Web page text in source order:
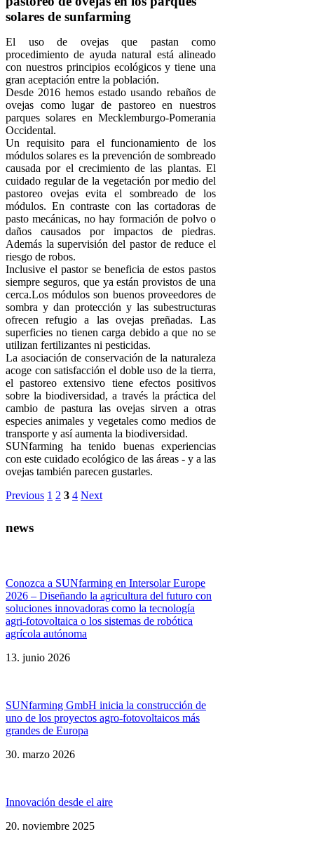
solares de sunfarming
El uso de ovejas que pastan como
procedimiento de ayuda natural está alineado
con nuestros principios ecológicos y tiene una
gran aceptación entre la población.
Desde 2016 hemos estado usando rebaños de
ovejas como lugar de pastoreo en nuestros
parques solares en Mecklemburgo-Pomerania
Occidental.
Un requisito para el funcionamiento de los
módulos solares es la prevención de sombreado
causada por el crecimiento de las plantas. El
cuidado regular de la vegetación por medio del
pastoreo ovejas evita el sombreado de los
módulos. En contraste con las cortadoras de
pasto mecánicas, no hay formación de polvo o
daños causados por impactos de piedras.
Además la supervisión del pastor de reduce el
riesgo de robos.
Inclusive el pastor se beneficia de estos pastos
siempre seguros, que ya están provistos de una
cerca.Los módulos son buenos proveedores de
sombra y dan protección y las subestructuras
ofrecen refugio a las ovejas preñadas. Las
superficies no tienen carga debido a que no se
utilizan fertilizantes ni pesticidas.
La asociación de conservación de la naturaleza
acoge con satisfacción el doble uso de la tierra,
el pastoreo extensivo tiene efectos positivos
sobre la biodiversidad, a través la práctica del
cambio de pastura las ovejas sirven a otras
especies animales y vegetales como medios de
transporte y así aumenta la biodiversidad.
SUNfarming ha tenido buenas experiencias
con este cuidado ecológico de las áreas - y a las
ovejas también parecen gustarles.
Previous 1 2 3 4 Next
news
Conozca a SUNfarming en Intersolar Europe
2026 – Diseñando la agricultura del futuro con
soluciones innovadoras como la tecnología
agri-fotovoltaica o los sistemas de robótica
agrícola autónoma
13. junio 2026
SUNfarming GmbH inicia la construcción de
uno de los proyectos agro-fotovoltaicos más
grandes de Europa
30. marzo 2026
Innovación desde el aire
20. noviembre 2025